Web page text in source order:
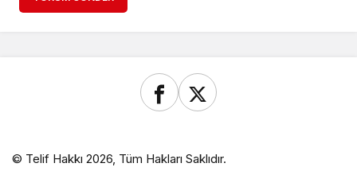
© Telif Hakkı 2026, Tüm Hakları Saklıdır.